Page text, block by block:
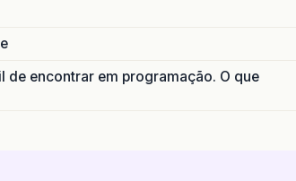
encontrar em programação. O que